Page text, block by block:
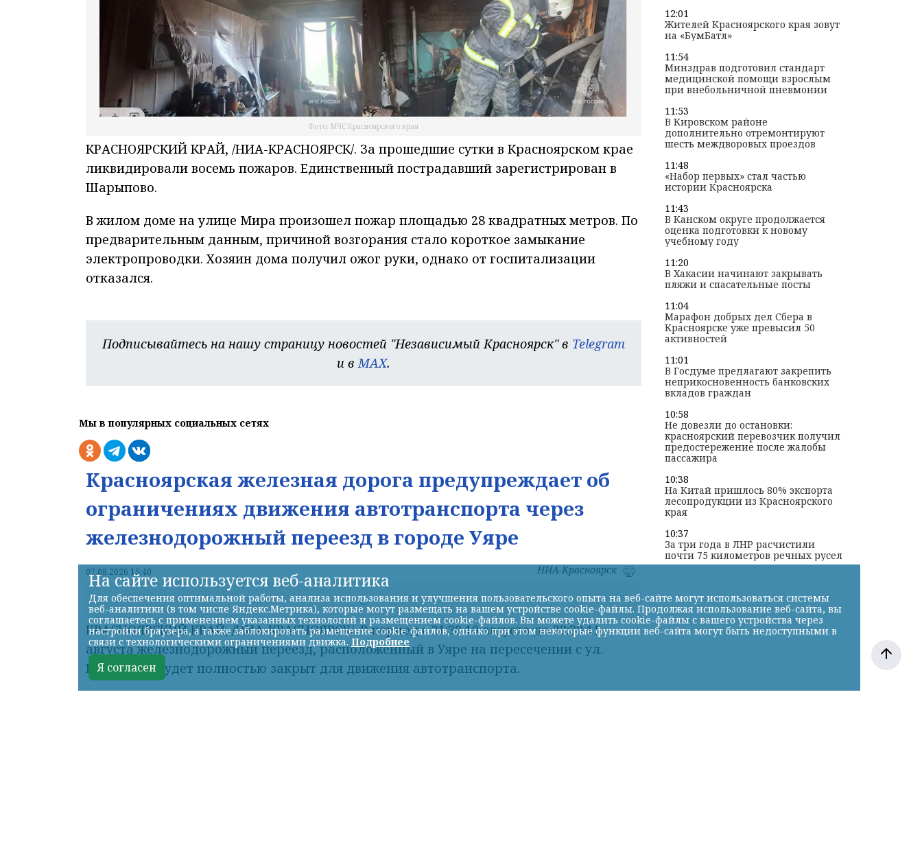
Фото: МЧС Красноярского края
КРАСНОЯРСКИЙ КРАЙ, /НИА-КРАСНОЯРСК/. За прошедшие сутки в Красноярском крае
ликвидировали восемь пожаров. Единственный пострадавший зарегистрирован в
Шарыпово.
В жилом доме на улице Мира произошел пожар площадью 28 квадратных метров. По
предварительным данным, причиной возгорания стало короткое замыкание
электропроводки. Хозяин дома получил ожог руки, однако от госпитализации
отказался.
Подписывайтесь на нашу страницу новостей "Независимый Красноярск" в Telegram
и вMAX.
Мы в популярных социальных сетях
Красноярская железная дорога предупреждает об
ограничениях движения автотранспорта через
железнодорожный переезд в городе Уяре
07.08.2026 15:40 НИА-Красноярск
Фото: НИА
КРАСНОЯРСКИЙ КРАЙ, /НИА-КРАСНОЯРСК/. В период с 21:30 10 августа до 23:30 11
августа железнодорожный переезд, расположенный в Уяре на пересечении с ул.
Калинина, будет полностью закрыт для движения автотранспорта.
12:01
Жителей Красноярского края зовут
на «БумБатл»
11:54
Минздрав подготовил стандарт
медицинской помощи взрослым
при внебольничной пневмонии
11:53
В Кировском районе
дополнительно отремонтируют
шесть междворовых проездов
11:48
«Набор первых» стал частью
истории Красноярска
11:43
В Канском округе продолжается
оценка подготовки к новому
учебному году
11:20
В Хакасии начинают закрывать
пляжи и спасательные посты
11:04
Марафон добрых дел Сбера в
Красноярске уже превысил 50
активностей
11:01
В Госдуме предлагают закрепить
неприкосновенность банковских
вкладов граждан
10:58
Не довезли до остановки:
красноярский перевозчик получил
предостережение после жалобы
пассажира
10:38
На Китай пришлось 80% экспорта
лесопродукции из Красноярского
края
10:37
За три года в ЛНР расчистили
почти 75 километров речных русел
На сайте используется веб-аналитика
Для обеспечения оптимальной работы, анализа использования и улучшения пользовательского опыта на веб-сайте могут использоваться системы
веб-аналитики (в том числе Яндекс.Метрика), которые могут размещать на вашем устройстве cookie-файлы. Продолжая использование веб-сайта, вы
соглашаетесь с применением указанных технологий и размещением cookie-файлов. Вы можете удалить cookie-файлы с вашего устройства через
настройки браузера, а также заблокировать размещение cookie-файлов, однако при этом некоторые функции веб-сайта могут быть недоступными в
связи с технологическими ограничениями движка. Подробнее
Я согласен